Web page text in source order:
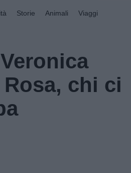
Storie Animali Viaggi
chi ci